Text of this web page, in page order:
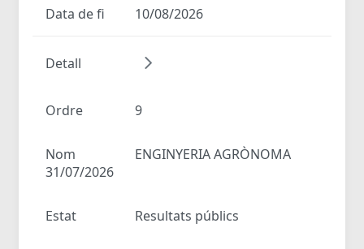
Data de fi 10/08/2026
Detall
Ordre 9
Nom
ENGINYERIA AGRÒNOMA
31/07/2026
Estat Resultats públics